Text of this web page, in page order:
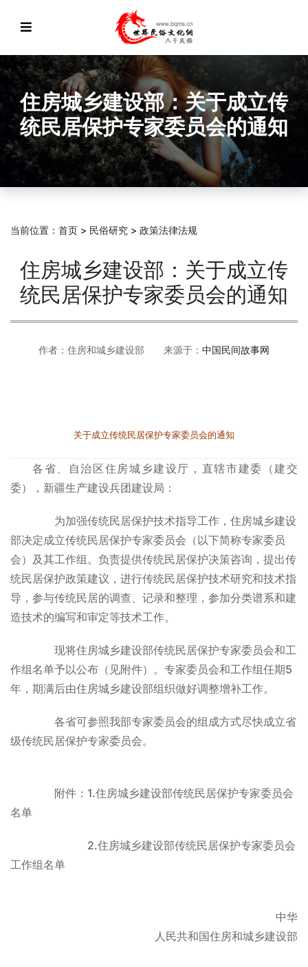
住房城乡建设部：关于成立传
统民居保护专家委员会的通知
当前位置： 首页 > 民俗研究 > 政策法律法规
住房城乡建设部：关于成立传
统民居保护专家委员会的通知
作者：住房和城乡建设部 来源于： 中国民间故事网
关于成立传统民居保护专家委员会的通知
各省、自治区住房城乡建设厅，直辖市建委（建交
委），新疆生产建设兵团建设局：
为加强传统民居保护技术指导工作，住房城乡建设
部决定成立传统民居保护专家委员会（以下简称专家委员
会）及其工作组。负责提供传统民居保护决策咨询，提出传
统民居保护政策建议，进行传统民居保护技术研究和技术指
导，参与传统民居的调查、记录和整理，参加分类谱系和建
造技术的编写和审定等技术工作。
现将住房城乡建设部传统民居保护专家委员会和工
作组名单予以公布（见附件）。专家委员会和工作组任期5
年，期满后由住房城乡建设部组织做好调整增补工作。
各省可参照我部专家委员会的组成方式尽快成立省
级传统民居保护专家委员会。
附件：1.住房城乡建设部传统民居保护专家委员会
名单
2.住房城乡建设部传统民居保护专家委员会
工作组名单
中华
人民共和国住房和城乡建设部